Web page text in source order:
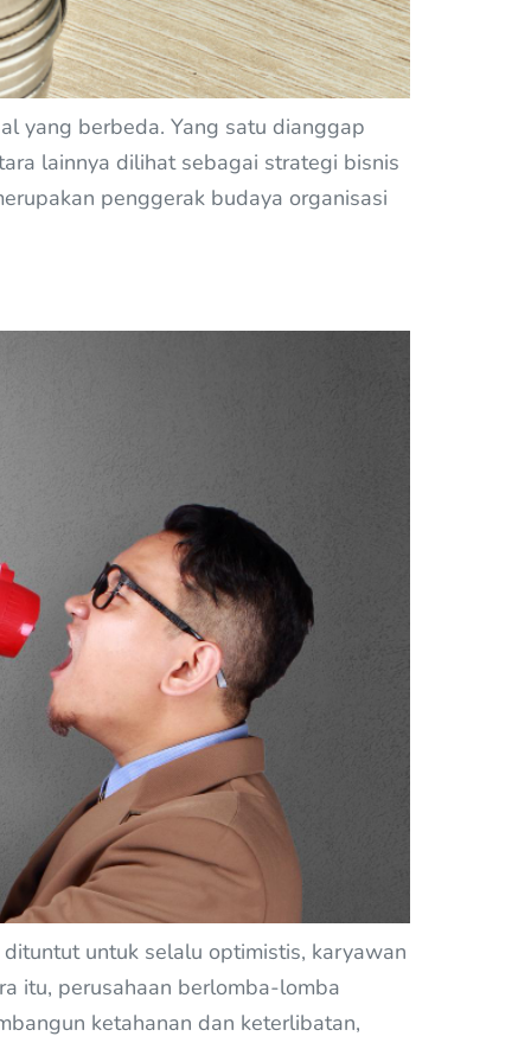
yang berbeda. Yang satu dianggap
lainnya dilihat sebagai strategi bisnis
penggerak budaya organisasi
untuk selalu optimistis, karyawan
itu, perusahaan berlomba-lomba
ketahanan dan keterlibatan,